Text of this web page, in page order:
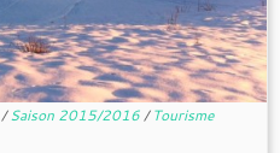
/Saison 2015/2016/Tourisme